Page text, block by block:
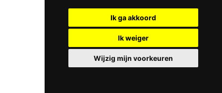
Ik ga akkoord
Ik weiger
Wijzig mijn voorkeuren